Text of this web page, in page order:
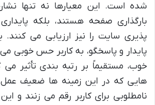
شده است. این معیارها نه تنها
بارگذاری صفحه هستند، بلکه
پذیری سایت را نیز ارزیابی می
پایدار و پاسخگو، به کاربر حس
خوب، مستقیماً بر رتبه بندی تأثیر
هایی که در این زمینه ها ضعیف عمل
نامطلوبی برای کاربر رقم می زنند و